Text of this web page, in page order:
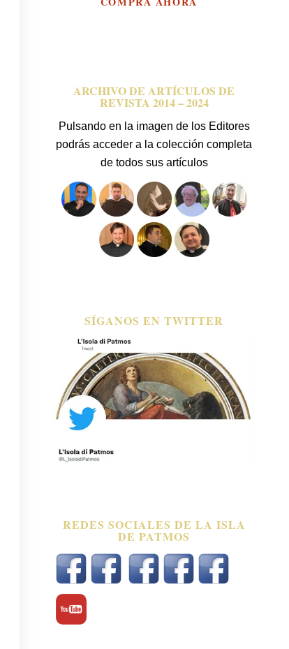
ARCHIVO DE ARTÍCULOS DE
REVISTA 2014 – 2024
Pulsando en la imagen de los Editores
podrás acceder a la colección completa
de todos sus artículos
SÍGANOS EN TWITTER
REDES SOCIALES DE LA ISLA
DE PATMOS